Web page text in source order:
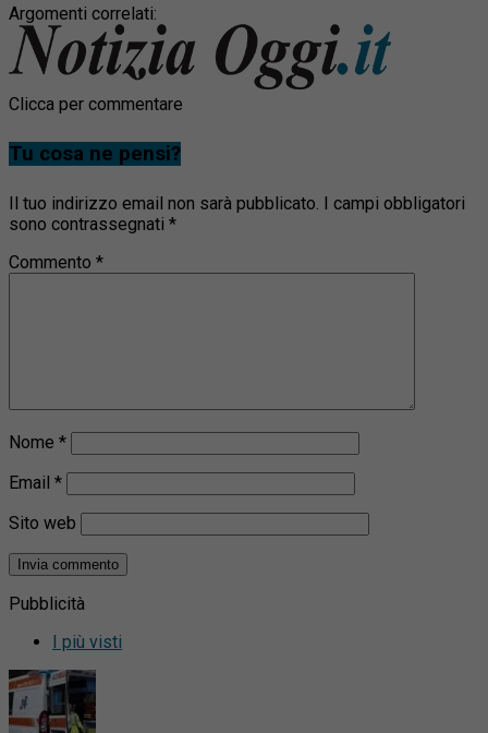
Argomenti correlati:
Clicca per commentare
Tu cosa ne pensi?
Il tuo indirizzo email non sarà pubblicato. I campi obbligatori
sono contrassegnati *
Commento *
Nome *
Email *
Sito web
Pubblicità
I più visti